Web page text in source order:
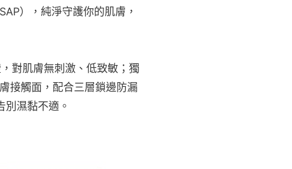
），純淨守護你的肌膚，
對肌膚無刺激、低致敏；獨
接觸面，配合三層鎖邊防漏
濕黏不適。